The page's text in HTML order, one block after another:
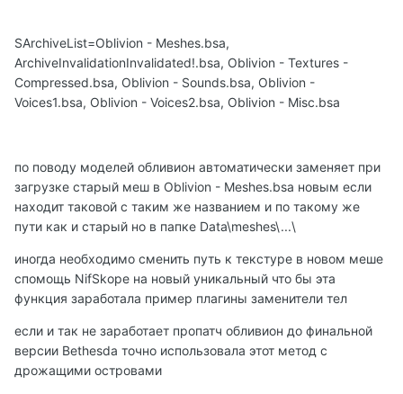
SArchiveList=Oblivion - Meshes.bsa,
ArchiveInvalidationInvalidated!.bsa, Oblivion - Textures -
Compressed.bsa, Oblivion - Sounds.bsa, Oblivion -
Voices1.bsa, Oblivion - Voices2.bsa, Oblivion - Misc.bsa
по поводу моделей обливион автоматически заменяет при
загрузке старый меш в Oblivion - Meshes.bsa новым если
находит таковой с таким же названием и по такому же
пути как и старый но в папке Data\meshes\...\
иногда необходимо сменить путь к текстуре в новом меше
спомощь NifSkope на новый уникальный что бы эта
функция заработала пример плагины заменители тел
если и так не заработает пропатч обливион до финальной
версии Bethesda точно использовала этот метод с
дрожащими островами